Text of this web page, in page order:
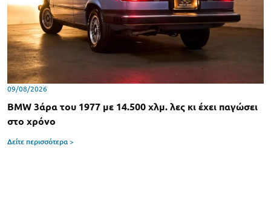
09/08/2026
BMW 3άρα του 1977 με 14.500 χλμ. λες κι έχει παγώσει
στο χρόνο
Δείτε περισσότερα >